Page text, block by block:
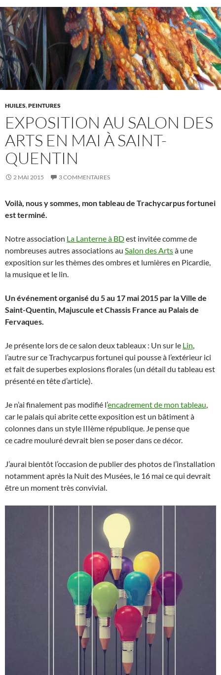
HUILES,PEINTURES
EXPOSITION AU SALON DES
ARTS EN MAI À SAINT-
QUENTIN
2 MAI 2015 3 COMMENTAIRES
Voilà, nous y sommes, mon tableau de Trachycarpus fortunei
est terminé.
Notre association La Lanterne à BDest invitée comme de
nombreuses autres associations au Salon des Artsà une
exposition sur les thèmes des ombres et lumières en Picardie,
la musique et le lin.
Un événement organisé du 5 au 17 mai 2015 par la Ville de
Saint-Quentin, Majuscule et Chassis France au Palais de
Fervaques.
Je présente lors de ce salon deux tableaux : Un sur le Lin
l’autre sur ce Trachycarpus fortunei qui pousse à l’extérieur ici
et fait de superbes explosions florales (un détail du tableau est
présenté en tête d’article).
Je n’ai finalement pas modifié l’encadrement de mon tableau
car le palais qui abrite cette exposition est un bâtiment à
colonnes dans un style IIIème république. Je pense que
ce cadre mouluré devrait bien se poser dans ce décor.
J’aurai bientôt l’occasion de publier des photos de l’installation
notamment après la Nuit des Musées, le 16 mai ce qui devrait
être un moment très convivial.